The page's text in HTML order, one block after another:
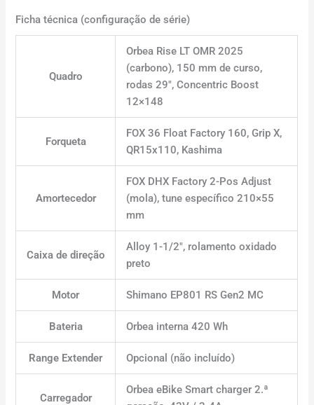
Ficha técnica (configuração de série)
Quadro
Orbea Rise LT OMR 2025
(carbono), 150 mm de curso,
rodas 29″, Concentric Boost
12×148
Forqueta
FOX 36 Float Factory 160, Grip X,
QR15x110, Kashima
Amortecedor
FOX DHX Factory 2-Pos Adjust
(mola), tune específico 210×55
mm
Caixa de direção
Alloy 1-1/2″, rolamento oxidado
preto
Motor Shimano EP801 RS Gen2 MC
Bateria Orbea interna 420 Wh
Range Extender Opcional (não incluído)
Carregador
Orbea eBike Smart charger 2.ª